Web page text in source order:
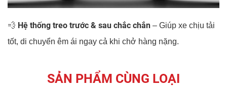
💨 Hệ thống treo trước & sau chắc chắn – Giúp xe chịu tải
tốt, di chuyển êm ái ngay cả khi chở hàng nặng.
SẢN PHẨM CÙNG LOẠI